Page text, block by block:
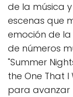
de la música
escenas que
emoción de
de números
"Summer
the One That I
para avanzar